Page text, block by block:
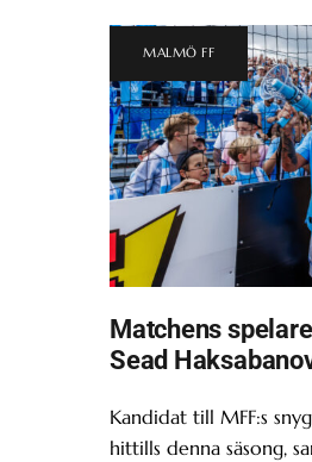
MALMÖ FF
Matchens
Sead
Kandidat till MFF:s
hittills denna säsong,